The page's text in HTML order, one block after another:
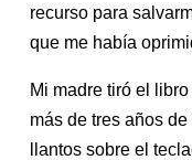
recurso para
que me había
Mi madre tiró el
más de tres años
llantos sobre el